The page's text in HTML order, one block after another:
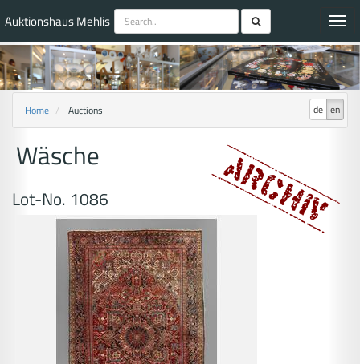
Auktionshaus Mehlis
de en
Home Auctions
Wäsche
Lot-No. 1086